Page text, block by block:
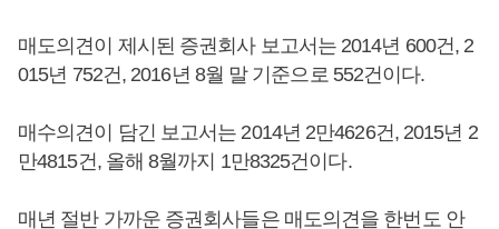
매도의견이 제시된 증권회사 보고서는 2014년 600건, 2
015년 752건, 2016년 8월 말 기준으로 552건이다.
매수의견이 담긴 보고서는 2014년 2만4626건, 2015년 2
만4815건, 올해 8월까지 1만8325건이다.
매년 절반 가까운 증권회사들은 매도의견을 한번도 안